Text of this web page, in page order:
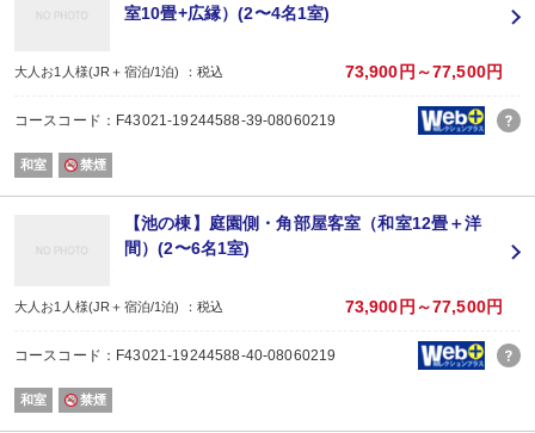
室10畳+広縁）(2〜4名1室)
大人お1人様(JR＋宿泊/1泊) ：税込 73,900円～77,500円
コースコード：F43021-19244588-39-08060219
和室 禁煙
【池の棟】庭園側・角部屋客室（和室12畳＋洋
間）(2〜6名1室)
大人お1人様(JR＋宿泊/1泊) ：税込 73,900円～77,500円
コースコード：F43021-19244588-40-08060219
和室 禁煙